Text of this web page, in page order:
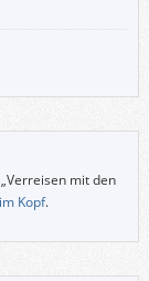
mit den
Kopf.